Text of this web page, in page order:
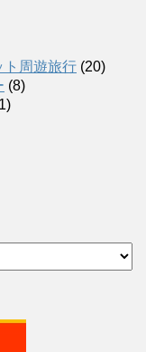
ト周遊旅行 (20)
(8)